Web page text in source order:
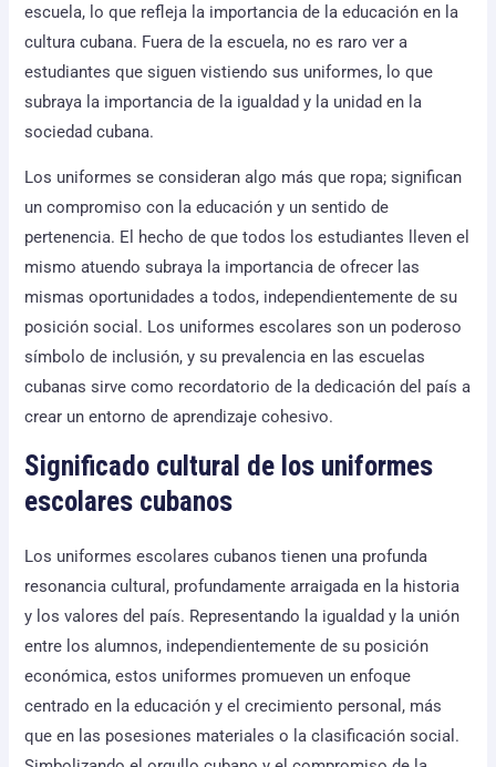
escuela, lo que refleja la importancia de la educación en la
cultura cubana. Fuera de la escuela, no es raro ver a
estudiantes que siguen vistiendo sus uniformes, lo que
subraya la importancia de la igualdad y la unidad en la
sociedad cubana.
Los uniformes se consideran algo más que ropa; significan
un compromiso con la educación y un sentido de
pertenencia. El hecho de que todos los estudiantes lleven el
mismo atuendo subraya la importancia de ofrecer las
mismas oportunidades a todos, independientemente de su
posición social. Los uniformes escolares son un poderoso
símbolo de inclusión, y su prevalencia en las escuelas
cubanas sirve como recordatorio de la dedicación del país a
crear un entorno de aprendizaje cohesivo.
Significado cultural de los uniformes
escolares cubanos
Los uniformes escolares cubanos tienen una profunda
resonancia cultural, profundamente arraigada en la historia
y los valores del país. Representando la igualdad y la unión
entre los alumnos, independientemente de su posición
económica, estos uniformes promueven un enfoque
centrado en la educación y el crecimiento personal, más
que en las posesiones materiales o la clasificación social.